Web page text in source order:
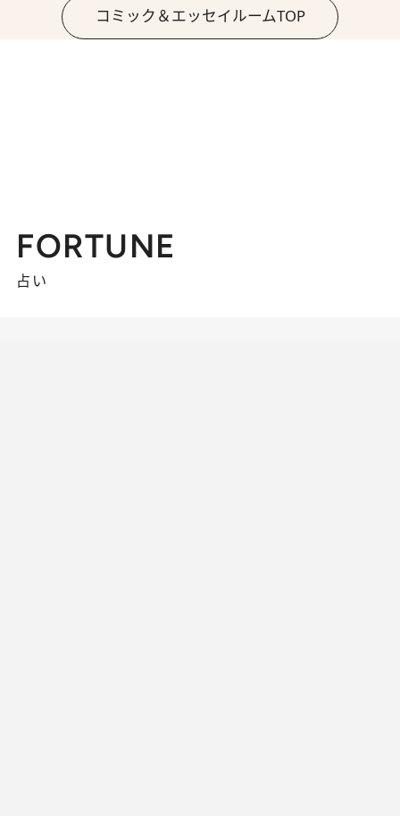
コミック＆エッセイルームTOP
FORTUNE
占い